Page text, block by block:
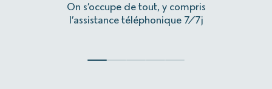
On s’occupe de tout, y compris
l’assistance téléphonique 7/7j